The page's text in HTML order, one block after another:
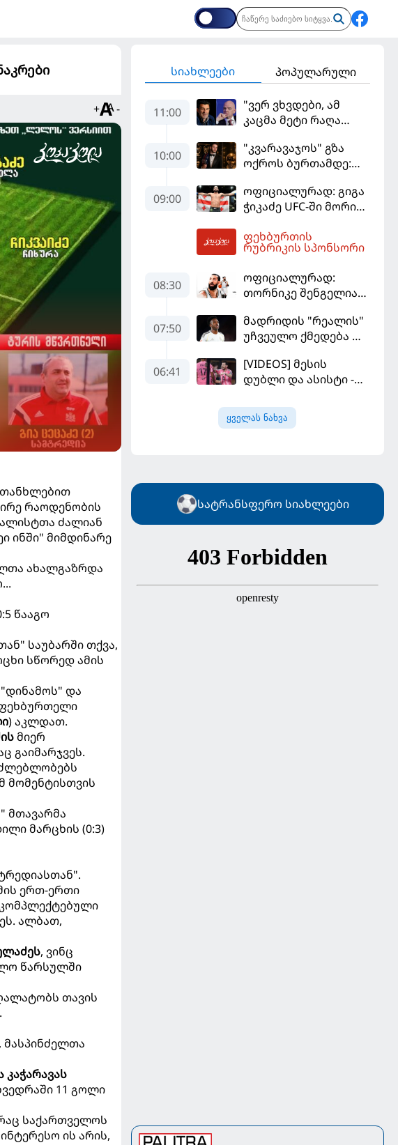
+ -
თანხლებით
რაოდენობის
ძალიან
ინში" მიმდინარე
ახალგაზრდა
წააგო
საუბარში თქვა,
სწორედ ამის
და
) აკლდათ.
მიერ
გაიმარჯვეს.
მომენტისთვის
მთავარმა
მარცხის (0:3)
ერთ-ერთი
ალბათ,
, ვინც
წარსულში
თავის
მასპინძელთა
კაჭარავას
11 გოლი
საქართველოს
ის არის,
სიახლეები პოპულარული
11:00
"ვერ ვხვდები, ამ
კაცმა მეტი რაღა
ფიგუ ინფანტინოს
გადადგომას
10:00
"კვარავაჯოს" გზა
ოქროს ბურთამდე:
ქართული ზღაპარი
09:00
ოფიციალურად: გიგა
ჭიკაძე UFC-ში მორიგ
სექტემბერში
გამართავს
ფეხბურთის
რუბრიკის სპონსორი
08:30
ოფიციალურად:
თორნიკე შენგელია
კალათბურთელია
07:50
მადრიდის "რეალის"
უჩვეულო ქმედება და
ვინისიუსის
მომავალი გადაწყდა
06:41
[VIDEOS] მესის
დუბლი და ასისტი -
"სან ლუისს" მოუგო
ყველას ნახვა
სატრანსფერო სიახლეები